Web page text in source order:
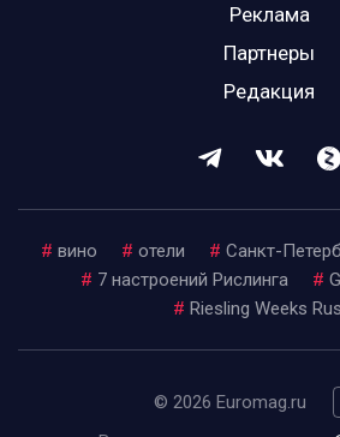
Реклама
Партнеры
Редакция
# вино # отели # Санкт-
# 7 настроений Рислинга #
# Riesling Weeks
© 2026 Euromag.ru